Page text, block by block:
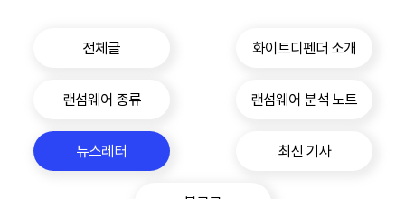
전체글 화이트디펜더 소개
랜섬웨어 종류 랜섬웨어 분석 노트
뉴스레터 최신 기사